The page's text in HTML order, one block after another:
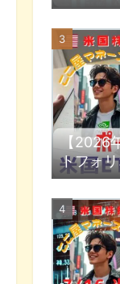
【2026
トフォ
投資信